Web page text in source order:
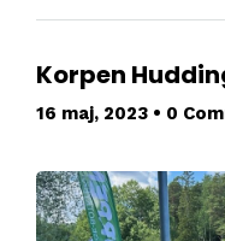
Korpen
16 maj, 2023 • 0